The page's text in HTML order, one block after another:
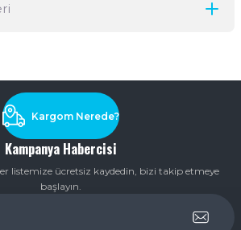
Kampanya Habercisi
listemize ücretsiz kaydedin, bizi takip etmeye
başlayın.
Kargom Nerede?